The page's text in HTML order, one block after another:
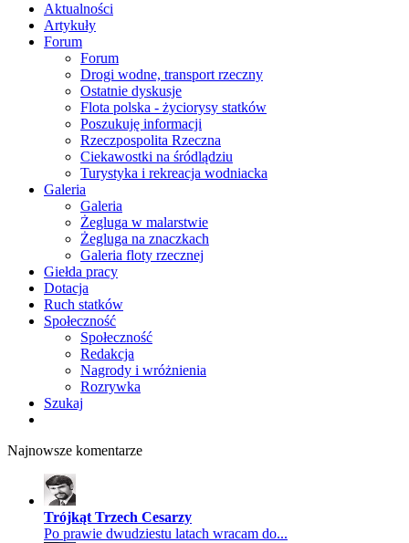
Aktualności
Artykuły
Forum
Forum
Drogi wodne, transport rzeczny
Ostatnie dyskusje
Flota polska - życiorysy statków
Poszukuję informacji
Rzeczpospolita Rzeczna
Ciekawostki na śródlądziu
Turystyka i rekreacja wodniacka
Galeria
Galeria
Żegluga w malarstwie
Żegluga na znaczkach
Galeria floty rzecznej
Giełda pracy
Dotacja
Ruch statków
Społeczność
Społeczność
Redakcja
Nagrody i wróżnienia
Rozrywka
Szukaj
Najnowsze komentarze
Trójkąt Trzech Cesarzy
Po prawie dwudziestu latach wracam do...